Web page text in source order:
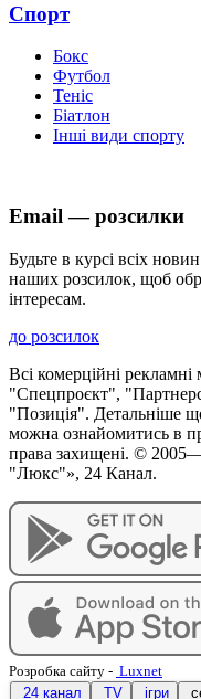
Спорт
Бокс
Футбол
Теніс
Біатлон
Інші види спорту
Email — розсилки
Будьте в курсі всіх
наших розсилок, щоб
інтересам.
до розсилок
Всі комерційні рекламні
"Спецпроєкт",
"Позиція". Детальніше
можна ознайомитись в
права захищені. ©
"Люкс"», 24 Канал.
Розробка сайту - Luxnet
24 канал
TV ігри